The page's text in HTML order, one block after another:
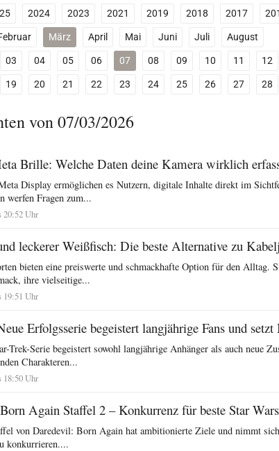
2024 2023 2021 2019 2018 2017
März April Mai Juni Juli
August
03 04 05 06 07 08 09 10 11 12
19 20 21 22 23 24 25 26 27 28
von 07/03/2026
Brille: Welche Daten deine Kamera wirklich
Display ermöglichen es Nutzern, digitale Inhalte direkt im
werfen Fragen zum...
20:52 Uhr
leckerer Weißfisch: Die beste Alternative zu
bieten eine preiswerte und schmackhafte Option für den Alltag.
ihre vielseitige...
19:51 Uhr
Erfolgsserie begeistert langjährige Fans und setzt
Trek-Serie begeistert sowohl langjährige Anhänger als auch neue
Charakteren...
18:50 Uhr
Again Staffel 2 – Konkurrenz für beste Star
von Daredevil: Born Again hat ambitionierte Ziele und nimmt
konkurrieren....